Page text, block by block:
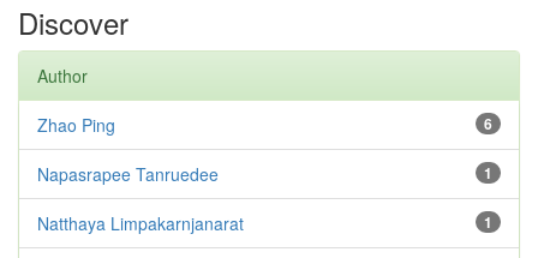
Discover
Author
6
Zhao Ping
1
Napasrapee Tanruedee
1
Natthaya Limpakarnjanarat